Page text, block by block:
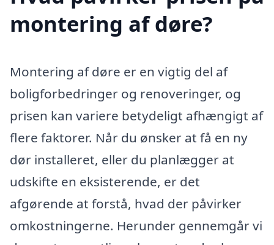
montering af døre?
Montering af døre er en vigtig del af
boligforbedringer og renoveringer, og
prisen kan variere betydeligt afhængigt af
flere faktorer. Når du ønsker at få en ny
dør installeret, eller du planlægger at
udskifte en eksisterende, er det
afgørende at forstå, hvad der påvirker
omkostningerne. Herunder gennemgår vi